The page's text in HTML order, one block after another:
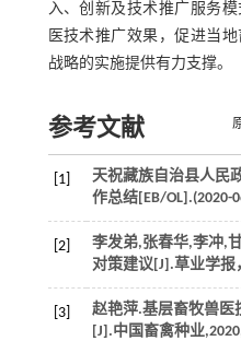
入、创新及技术推广服务
医技术推广效果，促进当
战略的实施提供有力支撑。
参考文献
[1]
天祝藏族自治县人民
作总结[EB/OL].(2020-
[2]
李发弟,张春华,李冲,
对策建议[J].草业学报
[3]
赵艳萍.基层畜牧兽医
[J].中国畜禽种业,2020